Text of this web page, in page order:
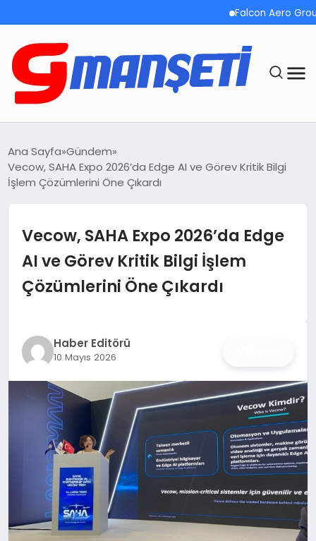
Falcon Aero Group,
DEMOLAR
OYUN
ANA DEMO
TEKNOLOJI
MAGAZIN
KRIPTO PARA
GEZI & SEYAHAT
Ana Sayfa Gündem
Vecow, SAHA Expo 2026’da Edge AI ve Görev Kritik Bilgi
İşlem Çözümlerini Öne Çıkardı
Vecow, SAHA Expo 2026’da Edge
AI ve Görev Kritik Bilgi İşlem
Çözümlerini Öne Çıkardı
Haber Editörü
10 Mayıs 2026